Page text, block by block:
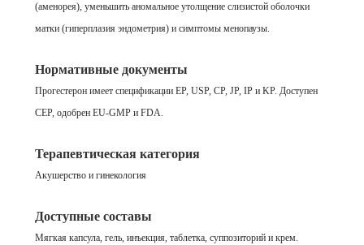
(аменорея), уменьшить аномальное утолщение слизистой оболочки
матки (гиперплазия эндометрия) и симптомы менопаузы.
Нормативные документы
Прогестерон имеет спецификации EP, USP, CP, JP, IP и KP. Доступен
CEP, одобрен EU-GMP и FDA.
Терапевтическая категория
Акушерство и гинекология
Доступные составы
Мягкая капсула, гель, инъекция, таблетка, суппозиторий и крем.